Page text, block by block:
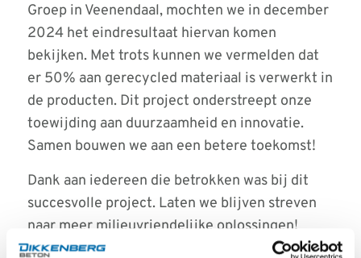
Groep in Veenendaal, mochten we in december
2024 het eindresultaat hiervan komen
bekijken. Met trots kunnen we vermelden dat
er 50% aan gerecycled materiaal is verwerkt in
de producten. Dit project onderstreept onze
toewijding aan duurzaamheid en innovatie.
Samen bouwen we aan een betere toekomst!
Dank aan iedereen die betrokken was bij dit
succesvolle project. Laten we blijven streven
naar meer milieuvriendelijke oplossingen!